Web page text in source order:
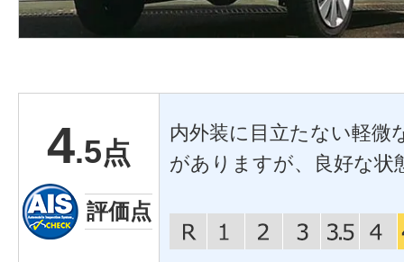
4.5点
評価点
内外装に目立たない軽微
がありますが、良好な状